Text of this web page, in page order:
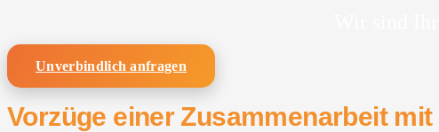
Unverbindlich anfragen
Vorzüge einer Zusammenarbeit